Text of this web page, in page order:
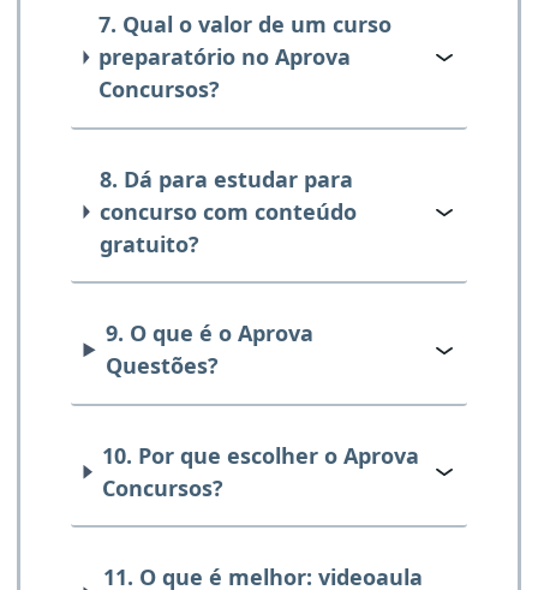
7. Qual o valor de um curso
preparatório no Aprova
Concursos?
8. Dá para estudar para
concurso com conteúdo
gratuito?
9. O que é o Aprova
Questões?
10. Por que escolher o Aprova
Concursos?
11. O que é melhor: videoaula